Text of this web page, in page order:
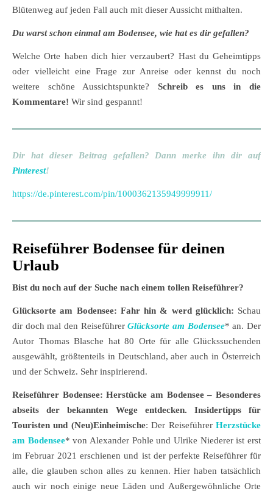
Blütenweg auf jeden Fall auch mit dieser Aussicht mithalten.
Du warst schon einmal am Bodensee, wie hat es dir gefallen?
Welche Orte haben dich hier verzaubert? Hast du Geheimtipps
oder vielleicht eine Frage zur Anreise oder kennst du noch
weitere schöne Aussichtspunkte? Schreib es uns in die
Kommentare! Wir sind gespannt!
Dir hat dieser Beitrag gefallen? Dann merke ihn dir auf
Pinterest!
https://de.pinterest.com/pin/1000362135949999911/
Reiseführer Bodensee für deinen
Urlaub
Bist du noch auf der Suche nach einem tollen Reiseführer?
Glücksorte am Bodensee: Fahr hin & werd glücklich: Schau
dir doch mal den ReiseführerGlücksorte am Bodensee* an. Der
Autor Thomas Blasche hat 80 Orte für alle Glückssuchenden
ausgewählt, größtenteils in Deutschland, aber auch in Österreich
und der Schweiz. Sehr inspirierend.
Reiseführer Bodensee: Herstücke am Bodensee – Besonderes
abseits der bekannten Wege entdecken. Insidertipps für
Touristen und (Neu)Einheimische: Der ReiseführerHerzstücke
am Bodensee* von Alexander Pohle und Ulrike Niederer ist erst
im Februar 2021 erschienen und ist der perfekte Reiseführer für
alle, die glauben schon alles zu kennen. Hier haben tatsächlich
auch wir noch einige neue Läden und Außergewöhnliche Orte